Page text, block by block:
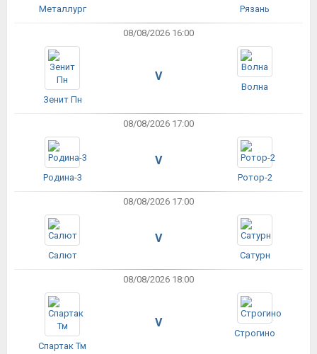
Металлург Рязань
08/08/2026 16:00
Зенит Пн
V
Волна
08/08/2026 17:00
Родина-3
V
Ротор-2
08/08/2026 17:00
Салют
V
Сатурн
08/08/2026 18:00
Спартак Тм
V
Строгино